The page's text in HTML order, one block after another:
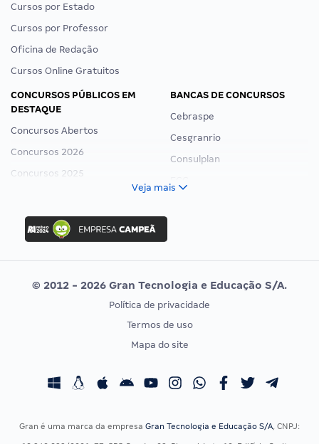
Cursos por Estado
Cursos por Professor
Oficina de Redação
Cursos Online Gratuitos
CONCURSOS PÚBLICOS EM
DESTAQUE
Concursos Abertos
Concursos 2026
Concursos 2025
Concurso Ibama
Concurso MPU
Editais publicados
BANCAS DE CONCURSOS
Cebraspe
Cesgranrio
Consulplan
Vunesp
CONCURSOS POR PROFISSÃO
Concursos Fiscais
EXAME DE ORDEM
Calendário OAB
Veja mais
© 2012 - 2026 Gran Tecnologia e Educação S/A.
Política de privacidade
Termos de uso
Mapa do site
Gran é uma marca da empresa Gran Tecnologia e Educação S/A, CNPJ: